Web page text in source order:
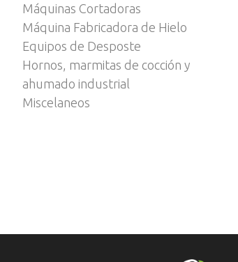
Máquinas Cortadoras
Máquina Fabricadora de Hielo
Equipos de Desposte
Hornos, marmitas de cocción y
ahumado industrial
Miscelaneos